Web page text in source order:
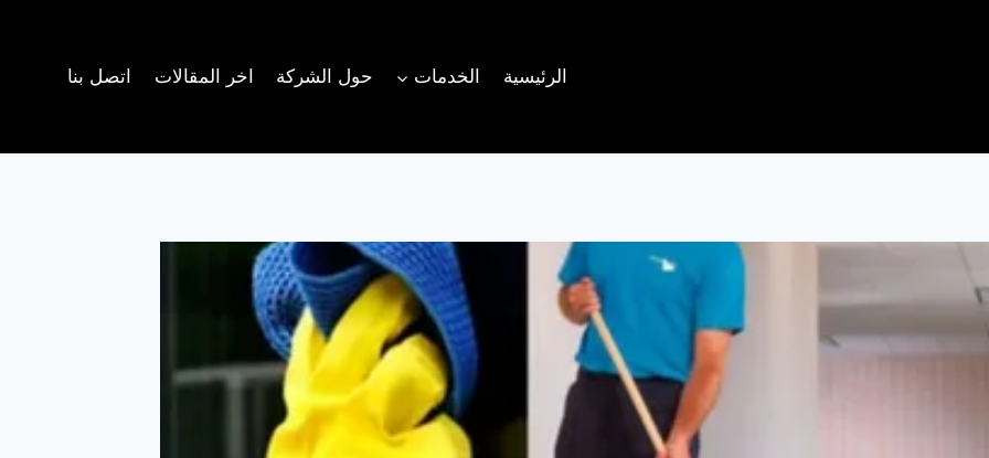
الرئيسية الخدمات حول الشركة اخر المقالات اتصل بنا